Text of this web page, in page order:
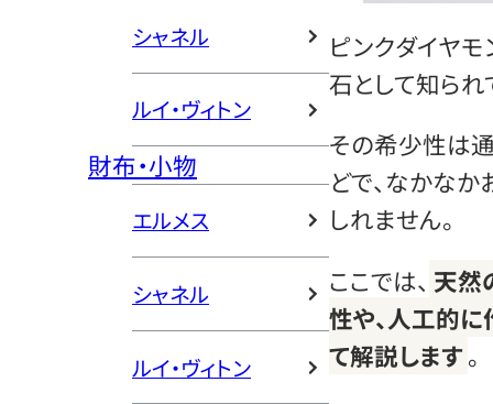
シャネル
ルイ・ヴィトン
財布・小物
エルメス
シャネル
ルイ・ヴィトン
ピンクダイヤ
石として知られ
その希少性は
どで、なかな
しれません。
ここでは、 天然
性や、人工的
て解説します。